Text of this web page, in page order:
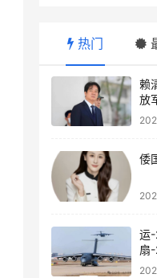
热门
赖
放
“
倭
运-
扇
大